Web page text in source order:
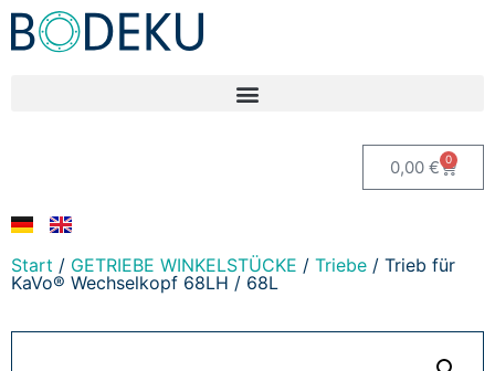
0,00 € 0
Start / GETRIEBE WINKELSTÜCKE / Triebe / Trieb für
KaVo® Wechselkopf 68LH / 68L